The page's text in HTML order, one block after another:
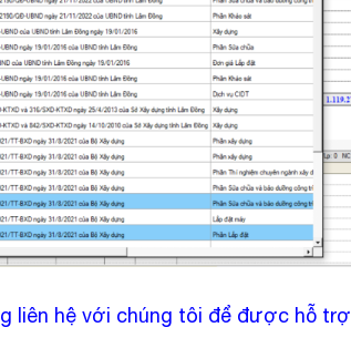
liên hệ với chúng tôi để được hỗ trợ